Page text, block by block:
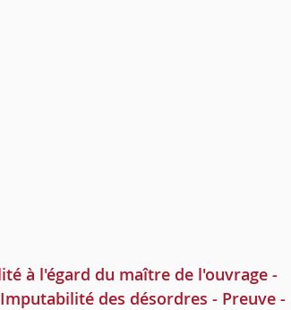
à l'égard du maître de l'ouvrage -
des désordres - Preuve -